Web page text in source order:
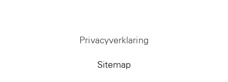
Privacyverklaring
Sitemap